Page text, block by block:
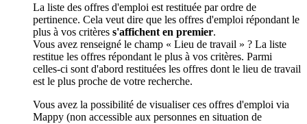
La liste des offres d'emploi est restituée par ordre de
pertinence. Cela veut dire que les offres d'emploi répondant le
plus à vos critères s'affichent en premier.
Vous avez renseigné le champ « Lieu de travail » ? La liste
restitue les offres répondant le plus à vos critères. Parmi
celles-ci sont d'abord restituées les offres dont le lieu de travail
est le plus proche de votre recherche.
Vous avez la possibilité de visualiser ces offres d'emploi via
Mappy (non accessible aux personnes en situation de